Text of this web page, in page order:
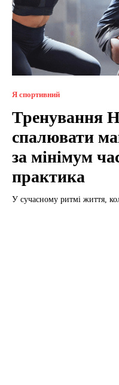
Я спортивний
Тренування
спалювати
за мінімум
практика
У сучасному ритмі життя,